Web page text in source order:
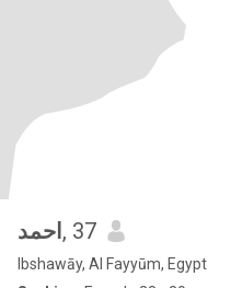
احمد , 37
Ibshawāy, Al Fayyūm, Egypt